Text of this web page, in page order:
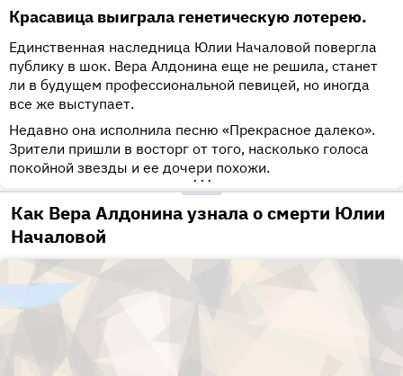
Красавица выиграла генетическую лотерею.
Единственная наследница Юлии Началовой повергла
публику в шок. Вера Алдонина еще не решила, станет
ли в будущем профессиональной певицей, но иногда
все же выступает.
Недавно она исполнила песню «Прекрасное далеко».
Зрители пришли в восторг от того, насколько голоса
покойной звезды и ее дочери похожи.
•••
Как Вера Алдонина узнала о смерти Юлии
Началовой